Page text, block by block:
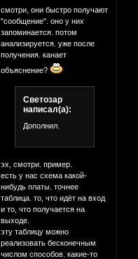
смотри, они быстро получают
"сообщение". оно у них
запоминается. потом
анализируется. уже после
получения. канает
объяснение?
Светозар
написал(а):
Дополнил.
эх, смотри. пример.
есть у нас схема какой-
нибудь платы. точнее
таблица. то, что идёт на вход
и то, что получается на
выходе.
эту таблицу можно
реализовать бесконечным
числом способов. какие-то